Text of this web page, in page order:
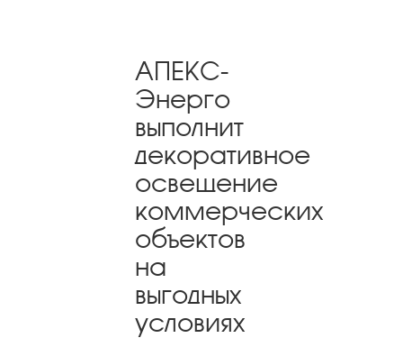
АПЕКС-
Энерго
выполнит
декоративное
освещение
коммерческих
объектов
на
выгодных
условиях